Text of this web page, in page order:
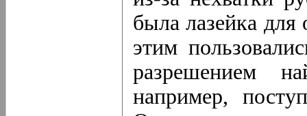
была лазейка для
этим
разрешением
например,